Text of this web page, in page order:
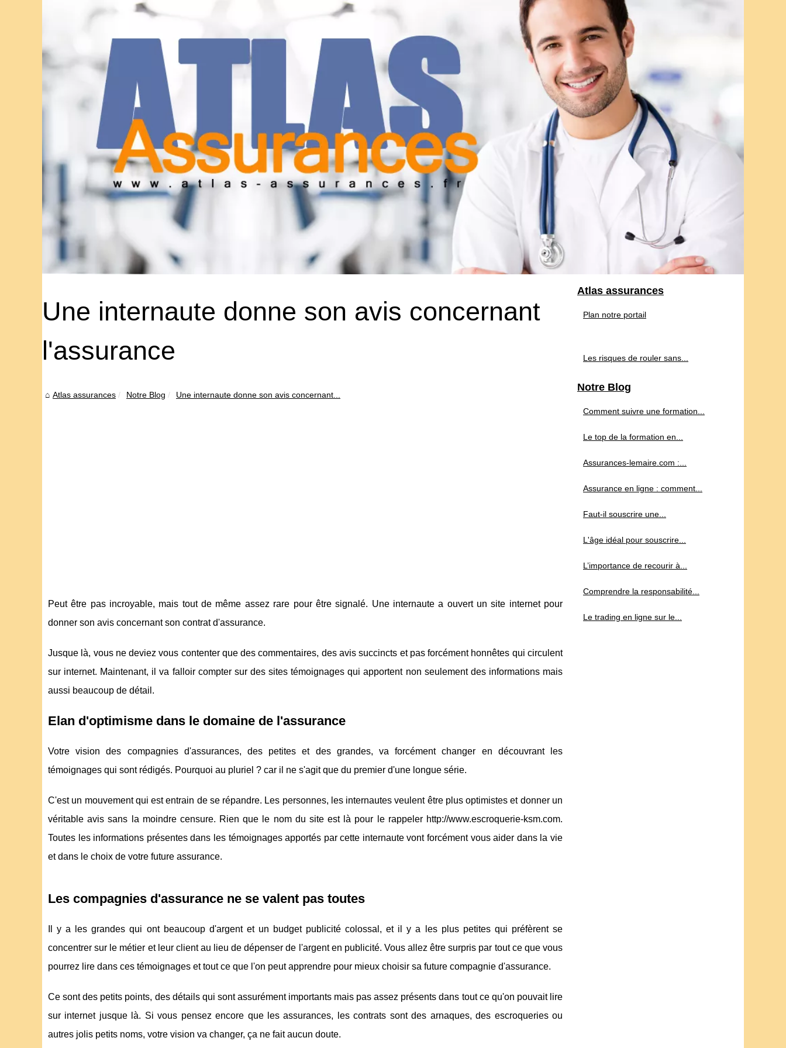
Une internaute donne son avis concernant
l'assurance
Atlas assurances Notre Blog Une internaute donne son avis concernant...
Peut être pas incroyable, mais tout de même assez rare pour être signalé. Une internaute a ouvert un site internet pour
donner son avis concernant son contrat d'assurance.
Jusque là, vous ne deviez vous contenter que des commentaires, des avis succincts et pas forcément honnêtes qui circulent
sur internet. Maintenant, il va falloir compter sur des sites témoignages qui apportent non seulement des informations mais
aussi beaucoup de détail.
Elan d'optimisme dans le domaine de l'assurance
Votre vision des compagnies d'assurances, des petites et des grandes, va forcément changer en découvrant les
témoignages qui sont rédigés. Pourquoi au pluriel ? car il ne s'agit que du premier d'une longue série.
C'est un mouvement qui est entrain de se répandre. Les personnes, les internautes veulent être plus optimistes et donner un
véritable avis sans la moindre censure. Rien que le nom du site est là pour le rappeler http://www.escroquerie-ksm.com.
Toutes les informations présentes dans les témoignages apportés par cette internaute vont forcément vous aider dans la vie
et dans le choix de votre future assurance.
Les compagnies d'assurance ne se valent pas toutes
Il y a les grandes qui ont beaucoup d'argent et un budget publicité colossal, et il y a les plus petites qui préfèrent se
concentrer sur le métier et leur client au lieu de dépenser de l'argent en publicité. Vous allez être surpris par tout ce que vous
pourrez lire dans ces témoignages et tout ce que l'on peut apprendre pour mieux choisir sa future compagnie d'assurance.
Ce sont des petits points, des détails qui sont assurément importants mais pas assez présents dans tout ce qu'on pouvait lire
sur internet jusque là. Si vous pensez encore que les assurances, les contrats sont des arnaques, des escroqueries ou
autres jolis petits noms, votre vision va changer, ça ne fait aucun doute.
Atlas assurances
Plan notre portail
Les risques de rouler sans...
Notre Blog
Comment suivre une formation...
Le top de la formation en...
Assurances-lemaire.com :...
Assurance en ligne : comment...
Faut-il souscrire une...
L'âge idéal pour souscrire...
L’importance de recourir à...
Comprendre la responsabilité...
Le trading en ligne sur le...